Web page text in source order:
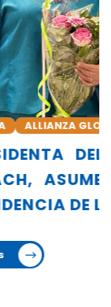
AMINA